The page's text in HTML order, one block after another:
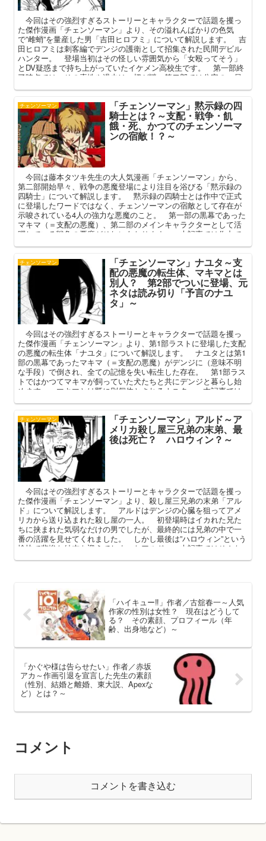
今回はその強烈すぎるストーリーとキャラクターで話題を攫っ
た傑作漫画「チェンソーマン」より、その溢れんばかりの色気
で”雌蛸”を量産した男「吉田ヒロフミ」について解説します。 吉
田ヒロフミは刺客編でデンジの護衛として招集された民間デビル
ハンター。 登場当初はその怪しい雰囲気から「女殴ってそう」
とDV疑惑まで持ち上がっていたイケメン高校生です。 第一部終
了時点では、その素性や過去は一切が謎。第二部では公安の一員
いきます。
チェンソーマン 「チェンソーマン」黙示録の四
騎士とは？～支配・戦争・飢
餓・死、かつてのチェンソーマ
ンの宿敵！？～
今回は藤本タツキ先生の大人気漫画「チェンソーマン」から、
第二部開始早々、戦争の悪魔登場により注目を浴びる「黙示録の
四騎士」について解説します。 黙示録の四騎士とは作中で正式
に登場したワードではなく、チェンソーマンの宿敵として存在が
示唆されている4人の強力な悪魔のこと。 第一部の黒幕であった
マキマ（＝支配の悪魔）、第二部のメインキャラクターとして活
躍している戦争の悪魔がそれにあたります。 本記事では作中で
チェンソーマン 「チェンソーマン」ナユタ～支
配の悪魔の転生体、マキマとは
別人？ 第2部でついに登場、元
ネタは読み切り「予言のナユ
タ」～
今回はその強烈すぎるストーリーとキャラクターで話題を攫っ
た傑作漫画「チェンソーマン」より、第1部ラストに登場した支配
の悪魔の転生体「ナユタ」について解説します。 ナユタとは第1
部の黒幕であったマキマ（＝支配の悪魔）がデンジに（意味不明
な手段）で倒され、全ての記憶を失い転生した存在。 第1部ラス
トではかつてマキマが飼っていた犬たちと共にデンジと暮らし始
めます。 マキマとは既に別個体とされるナユタ。 本記事では
チェンソーマン 「チェンソーマン」アルド～ア
メリカ殺し屋三兄弟の末弟、最
後は死亡？ ハロウィン？～
今回はその強烈すぎるストーリーとキャラクターで話題を攫っ
た傑作漫画「チェンソーマン」より、殺し屋三兄弟の末弟「アル
ド」について解説します。 アルドはデンジの心臓を狙ってアメ
リカから送り込まれた殺し屋の一人。 初登場時はイカれた兄た
ちに挟まれた気弱なだけの男でしたが、最終的には兄弟の中で一
番の活躍を見せてくれました。 しかし最後は”ハロウィン”という
愉快で悲惨な結末を迎えてしまったアルド。 本記事ではそんな
「ハイキュー‼」作者／古舘春一～人気
作家の性別は女性？ 現在はどうして
る？ その素顔、プロフィール（年
齢、出身地など）～
「かぐや様は告らせたい」作者／赤坂
アカ～作画引退を宣言した先生の素顔
（性別、結婚と離婚、東大説、Apexな
ど）とは？～
コメント
コメントを書き込む